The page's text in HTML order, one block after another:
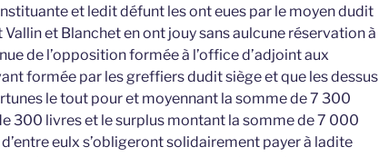
et ledit défunt les ont eues par le moyen dudit
et Blanchet en ont jouy sans aulcune réservation à
de l’opposition formée à l’office d’adjoint aux
formée par les greffiers dudit siège et que les dessus
le tout pour et moyennant la somme de 7 300
300 livres et le surplus montant la somme de 7 000
eulx s’obligeront solidairement payer à ladite